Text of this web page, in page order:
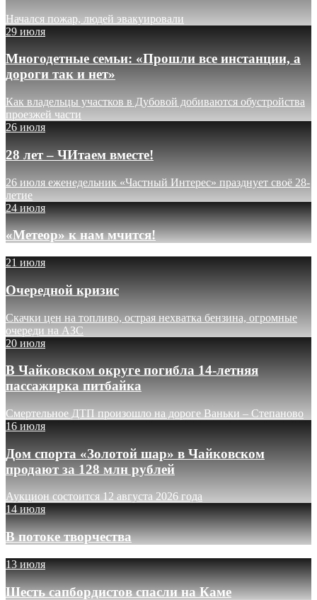
Начался пожар, людей эвакуировали
29 июля
Многодетные семьи: «Прошли все инстанции, а
дороги так и нет»
Как владельцы участков в Дубовой добиваются обустройства
проезжей части
26 июля
28 лет – ЧИтаем вместе!
26 июля еженедельник «Частный Интерес» празднует своё 28-
летие
24 июля
«Метеор» к нам мчится!
21 июля
Очередной кризис
Скачки цен на топливо, острая нехватка бензина, огромные
очереди на АЗС
20 июля
В Чайковском округе погибла 14-летняя
пассажирка питбайка
Смертельное ДТП произошло на дороге Ваньки – Степаново
16 июля
Дом спорта «Золотой шар» в Чайковском
продают за 128 млн рублей
Аукцион состоится 12 августа 2026 года
14 июля
В потоке творчества
13 июля
Шесть сапбордистов спасли на Каме